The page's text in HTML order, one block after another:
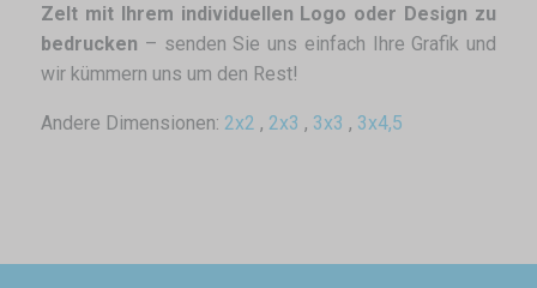
Zelt mit Ihrem individuellen Logo oder Design zu
bedrucken – senden Sie uns einfach Ihre Grafik und
wir kümmern uns um den Rest!
Andere Dimensionen: 2x2 , 2x3 , 3x3 , 3x4,5